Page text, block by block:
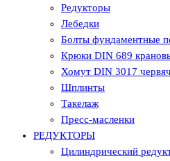
Редукторы
Лебедки
Болты фундаментные
Крюки DIN 689
Хомут DIN 3017
Шплинты
Такелаж
Пресс-масленки
РЕДУКТОРЫ
Цилиндрический